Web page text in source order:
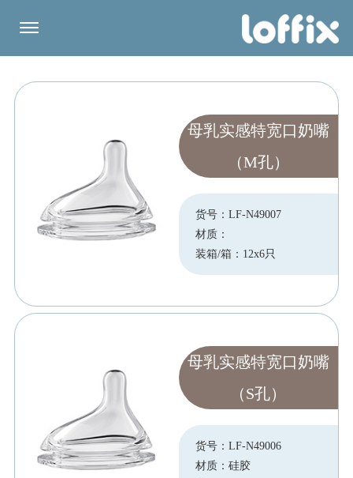
母乳实感特宽口奶嘴
（M孔）
货号：LF-N49007
材质：
装箱/箱：12x6只
母乳实感特宽口奶嘴
（S孔）
货号：LF-N49006
材质：硅胶